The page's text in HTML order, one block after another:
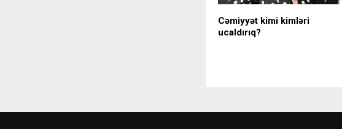
Cəmiyyət kimi kimləri
ucaldırıq?